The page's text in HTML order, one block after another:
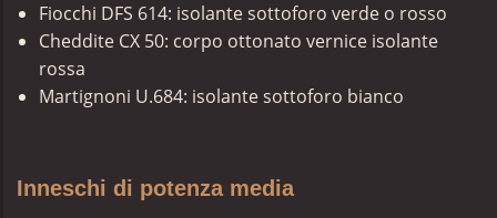
Fiocchi DFS 614: isolante sottoforo verde o rosso
Cheddite CX 50: corpo ottonato vernice isolante
rossa
Martignoni U.684: isolante sottoforo bianco
Inneschi di potenza media